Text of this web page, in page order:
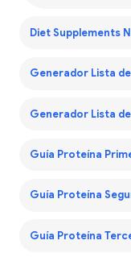
Diet Supplements
Generador Lista
Generador Lista
Guía Proteína
Guía Proteína
Guía Proteína